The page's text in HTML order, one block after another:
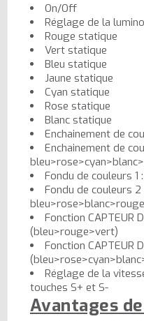
On/Off
Réglage de la
Rouge statique
Vert statique
Bleu statique
Jaune statique
Cyan statique
Rose statique
Blanc statique
Enchainement de
Enchainement de
Fondu de couleurs
Fondu de couleurs 2
Fonction CAPTEUR
(bleu>rouge>vert)
Fonction CAPTEUR
Réglage de la
touches S+ et S-
Avantages